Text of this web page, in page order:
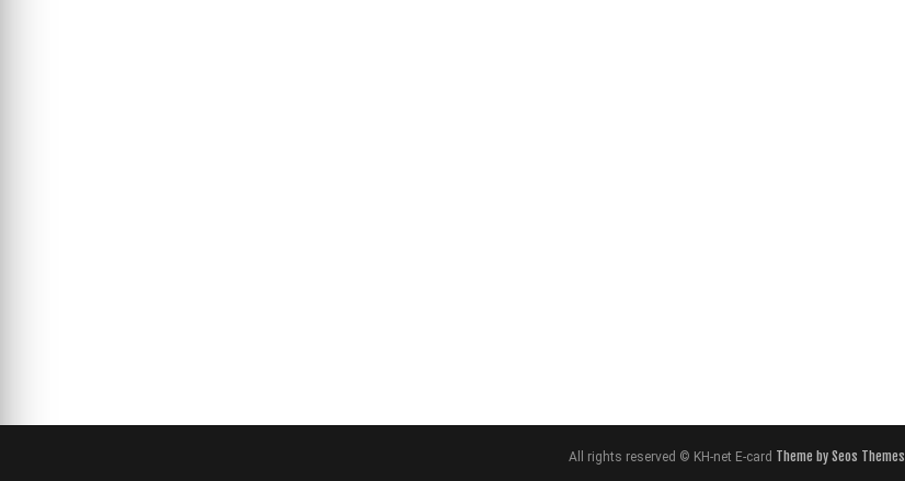
All rights reserved © KH-net E-card Theme by Seos Themes